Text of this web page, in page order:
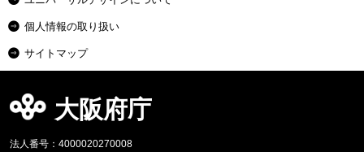
個人情報の取り扱い
サイトマップ
大阪府庁
法人番号：4000020270008